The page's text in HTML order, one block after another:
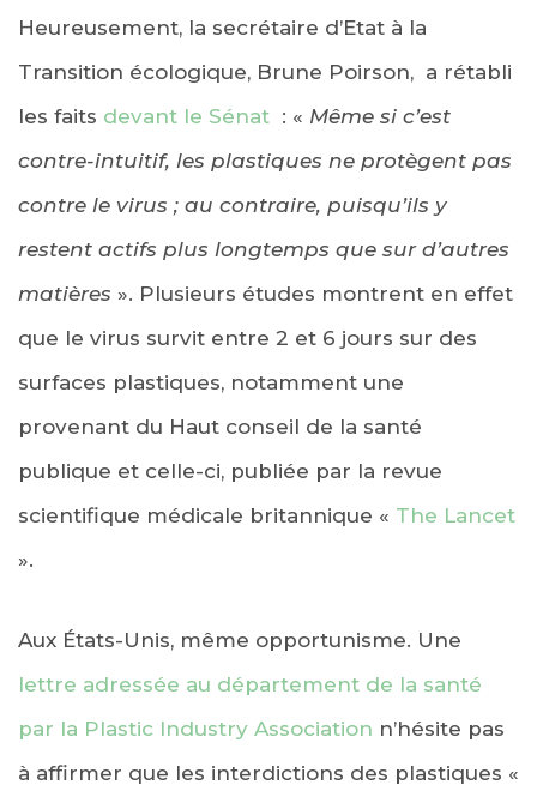
Heureusement, la secrétaire d’Etat à la
Transition écologique, Brune Poirson, a rétabli
les faits devant le Sénat : « Même si c’est
contre-intuitif, les plastiques ne protègent pas
contre le virus ; au contraire, puisqu’ils y
restent actifs plus longtemps que sur d’autres
matières ». Plusieurs études montrent en effet
que le virus survit entre 2 et 6 jours sur des
surfaces plastiques, notamment une
provenant du Haut conseil de la santé
publique et celle-ci, publiée par la revue
scientifique médicale britannique « The Lancet
».
Aux États-Unis, même opportunisme. Une
lettre adressée au département de la santé
par la Plastic Industry Association n’hésite pas
à affirmer que les interdictions des plastiques «